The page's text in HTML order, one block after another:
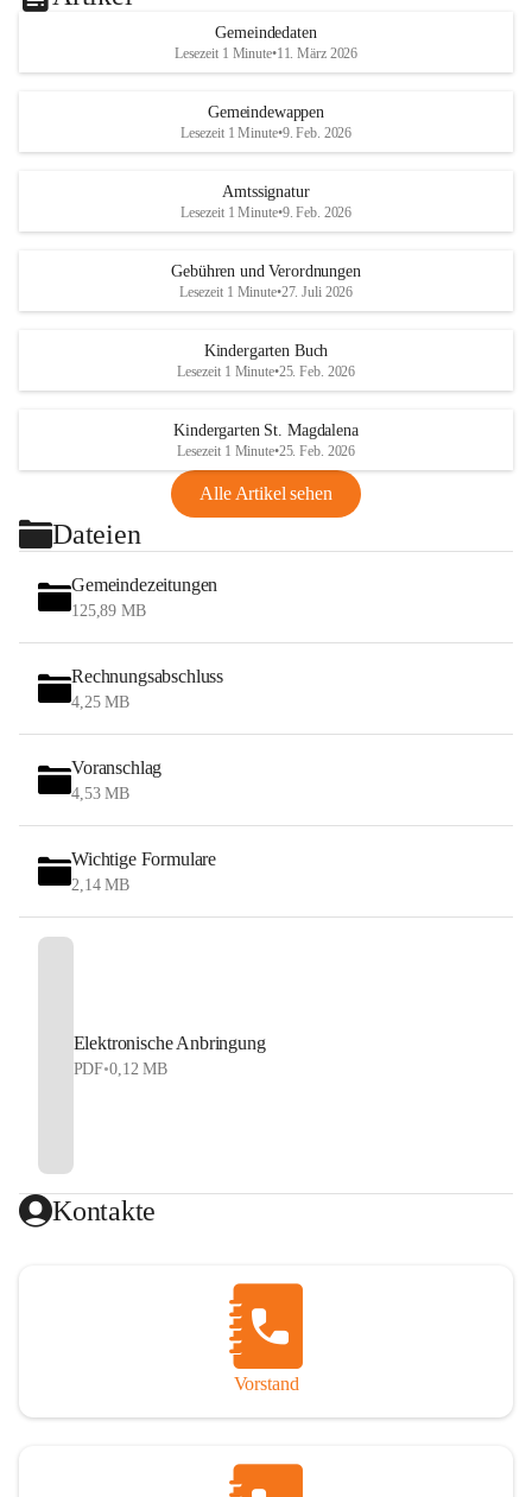
Gemeindedaten
Lesezeit 1 Minute•11. März 2026
Gemeindewappen
Lesezeit 1 Minute•9. Feb. 2026
Amtssignatur
Lesezeit 1 Minute•9. Feb. 2026
Gebühren und Verordnungen
Lesezeit 1 Minute•27. Juli 2026
Kindergarten Buch
Lesezeit 1 Minute•25. Feb. 2026
Kindergarten St. Magdalena
Lesezeit 1 Minute•25. Feb. 2026
Alle Artikel sehen
Dateien
Gemeindezeitungen
125,89 MB
Rechnungsabschluss
4,25 MB
Voranschlag
4,53 MB
Wichtige Formulare
2,14 MB
Elektronische Anbringung
PDF•0,12 MB
Kontakte
Vorstand